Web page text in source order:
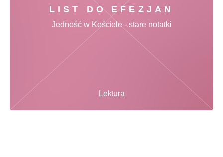
LIST DO EFEZJAN
Lektura
Jedność w Kościele - stare notatki